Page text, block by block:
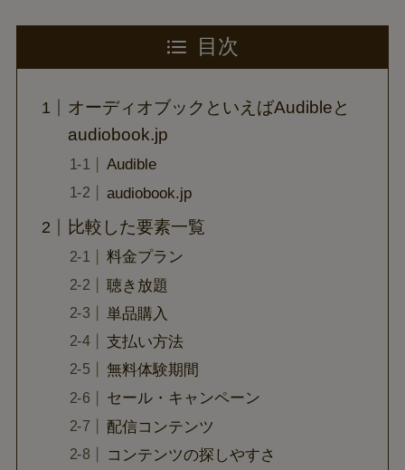
目次
オーディオブックといえばAudibleと
audiobook.jp
Audible
audiobook.jp
比較した要素一覧
料金プラン
聴き放題
単品購入
支払い方法
無料体験期間
セール・キャンペーン
配信コンテンツ
コンテンツの探しやすさ